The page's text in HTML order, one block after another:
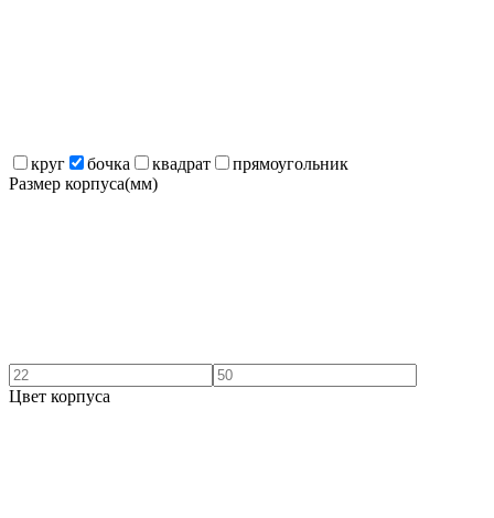
круг бочка квадрат
прямоугольник
Размер корпуса(мм)
Цвет корпуса